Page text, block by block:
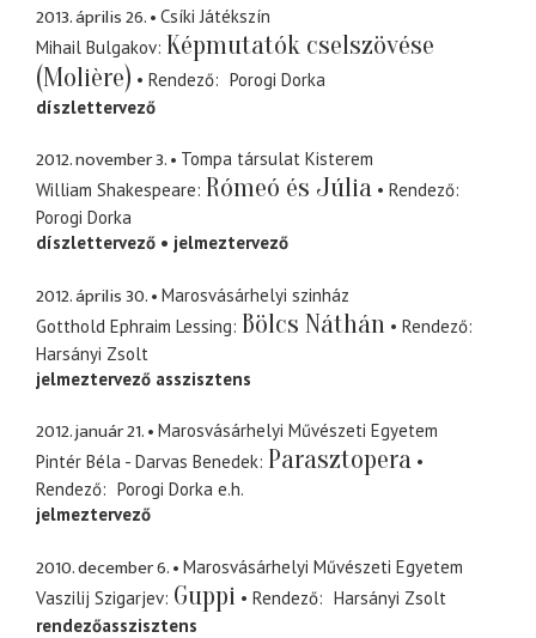
2013. április 26.
Csíki Játékszín
Mihail Bulgakov Képmutatók cselszövése
(Molière)
Rendező
Porogi Dorka
díszlettervező
2012. november 3.
Tompa társulat Kisterem
William Shakespeare Rómeó és Júlia
Rendező
Porogi Dorka
díszlettervező
jelmeztervező
2012. április 30.
Marosvásárhelyi szinház
Gotthold Ephraim Lessing Bölcs Náthán
Rendező
Harsányi Zsolt
jelmeztervező asszisztens
2012. január 21.
Marosvásárhelyi Művészeti Egyetem
Pintér Béla - Darvas Benedek Parasztopera
Rendező Porogi Dorka e.h.
jelmeztervező
2010. december 6.
Marosvásárhelyi Művészeti Egyetem
Vaszilij Szigarjev Guppi Rendező
Harsányi Zsolt
rendezőasszisztens